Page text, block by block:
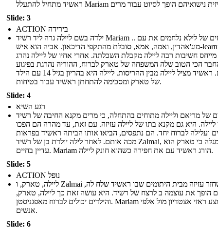
Slide: 3
ACTION בירידה
ילדה בשם ליילה גרה ליד רשיד Mariam .. האחים של לילא נלחמים את עם
מוג'אהדין, ואמה, אמא, סובלת מהתקפי הדיכאון. אביה הוא איש-learning
חשיבות רבה ליילה מקבלת השכלתה. אחרי אחיו של ליילה נהרג
הכי הטוב שלה המשפחה של טארק לברוח, ההוריה נהרגת בפיגוע
ביתם. ראשיד מציל ליילה מבין ההריסות. ליילה היא בהריון בגיל 14 עם הילד
של טארק ומסכימה להתחתן ראשיד עבור בטיחות.
Slide: 4
רגע השיא
של מריאם וליילה מתוחים בהתחלה, כי מרים מקנא החיבה של רשיד
ליילה. היא גם מקנא בתו של ליילה עזיזה. עם זאת, עד מהרה הם הפכו
ועלילה לברוח יחד. הם נתפסים, הביאו אותו הביתה ראשיד בפראות
מכה אותם. לאחר לילה יולדת בן של רשיד Zalmai, היא מגלה כי טארק הוא
עדיין בחיים. Mariam הורג ראשיד עם את חפירה כשהוא חונק ליילה.
Slide: 5
ACTION נופל
ליילה, טארק, ו Zalmai לשחזר עזיזה מבית היתומים שבו ראשיד שלח לה,
הופך את עוצמה ב לרצח של רשיד. היא עושה זאת כך ליילה, טארק,
והילדים יכולים לברוח מאפגניסטן. Mariam מבוצע ראזי אצטדיון מול אלפי
אנשים.
Slide: 6